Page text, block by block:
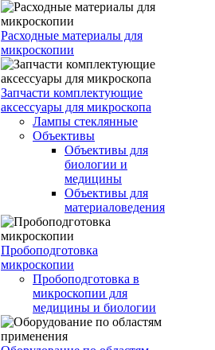
Расходные материалы для
микроскопии
Запчасти комплектующие
аксессуары для микроскопа
Лампы стеклянные
Объективы
Объективы для
биологии и
медицины
Объективы для
материаловедения
Пробоподготовка
микроскопии
Пробоподготовка в
микроскопии для
медицины и биологии